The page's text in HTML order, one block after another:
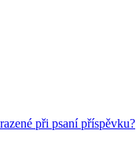
při psaní příspěvku?